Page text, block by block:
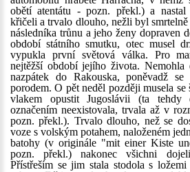
obětí atentátu - pozn. překl.) a
křičeli a trvalo dlouho, nežli byl
následníka trůnu a jeho ženy dopraven
období státního smutku, otec musel
vypukla první světová válka. Pro
nejtěžší období jejího života. Nemohla
nazpátek do Rakouska, poněvadž
porodem. O pět neděl později musela se
vlakem opustit Jugoslávii (ta tehdy
označením neexistovala, trvala až v
pozn. překl.). Trvalo dlouho, než se
voze s volským potahem, naloženém
batohy (v originále "mit einer Kiste
pozn. překl.) nakonec všichni
Přístřeším se jim stala stodola s